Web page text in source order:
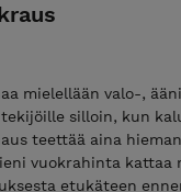
mielellään valo-,
silloin, kun
teettää aina
vuokrahinta kattaa
etukäteen